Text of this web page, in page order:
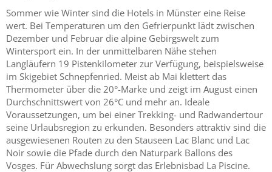
Sommer wie Winter sind die Hotels in Münster eine Reise
wert. Bei Temperaturen um den Gefrierpunkt lädt zwischen
Dezember und Februar die alpine Gebirgswelt zum
Wintersport ein. In der unmittelbaren Nähe stehen
Langläufern 19 Pistenkilometer zur Verfügung, beispielsweise
im Skigebiet Schnepfenried. Meist ab Mai klettert das
Thermometer über die 20°-Marke und zeigt im August einen
Durchschnittswert von 26°C und mehr an. Ideale
Voraussetzungen, um bei einer Trekking- und Radwandertour
seine Urlaubsregion zu erkunden. Besonders attraktiv sind die
ausgewiesenen Routen zu den Stauseen Lac Blanc und Lac
Noir sowie die Pfade durch den Naturpark Ballons des
Vosges. Für Abwechslung sorgt das Erlebnisbad La Piscine.